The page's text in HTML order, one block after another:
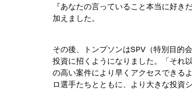
『あなたの言っていること本当に好
加えました。
その後、トンプソンはSPV（特別目的
投資に招くようになりました。「それ
の高い案件により早くアクセスできる
ロ選手たちとともに、より大きな投資